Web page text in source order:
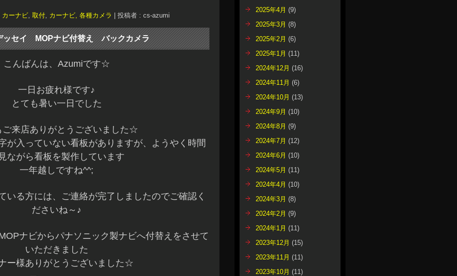
カーナビ, 取付, カーナビ, 各種カメラ 投稿者 : cs-azumi
セイ MOPナビ付替え バックカメラ
こんばんは、Azumiです☆
一日お疲れ様です♪
とても暑い一日でした
ご来店ありがとうございました☆
が入っていない看板がありますが、ようやく時間
ながら看板を製作しています
一年越しですね^^;
いる方には、ご連絡が完了しましたのでご確認く
ださいね～♪
ナビからパナソニック製ナビへ付替えをさせて
いただきました
ー様ありがとうございました☆
2025年4月 (9)
2025年3月 (8)
2025年2月 (6)
2025年1月 (11)
2024年12月 (16)
2024年11月 (6)
2024年10月 (13)
2024年9月 (10)
2024年8月 (9)
2024年7月 (12)
2024年6月 (10)
2024年5月 (11)
2024年4月 (10)
2024年3月 (8)
2024年2月 (9)
2024年1月 (11)
2023年12月 (15)
2023年11月 (11)
2023年10月 (11)